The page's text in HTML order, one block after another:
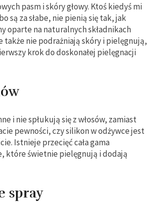
pasm i skóry głowy. Ktoś kiedyś mi
są za słabe, nie pienią się tak, jak
oparte na naturalnych składnikach
nie podrażniają skóry i pielęgnują,
krok do doskonałej pielęgnacji
i nie spłukują się z włosów, zamiast
pewności, czy silikon w odżywce jest
Istnieje przecięć cała gama
które świetnie pielęgnują i dodają
spray